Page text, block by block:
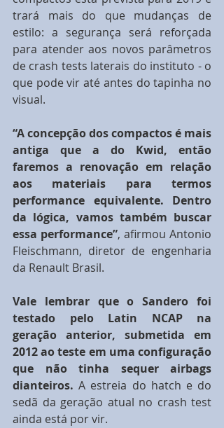
trará mais do que mudanças de
estilo: a segurança será reforçada
para atender aos novos parâmetros
de crash tests laterais do instituto - o
que pode vir até antes do tapinha no
visual.
“A concepção dos compactos é mais
antiga que a do Kwid, então
faremos a renovação em relação
aos materiais para termos
performance equivalente. Dentro
da lógica, vamos também buscar
essa performance”, afirmou Antonio
Fleischmann, diretor de engenharia
da Renault Brasil.
Vale lembrar que o Sandero foi
testado pelo Latin NCAP na
geração anterior, submetida em
2012 ao teste em uma configuração
que não tinha sequer airbags
dianteiros. A estreia do hatch e do
sedã da geração atual no crash test
ainda está por vir.